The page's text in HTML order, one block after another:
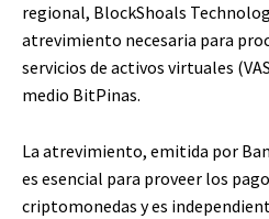
regional, BlockShoals
atrevimiento necesaria para
servicios de activos virtuales
medio BitPinas.
La atrevimiento, emitida por
es esencial para proveer los
criptomonedas y es